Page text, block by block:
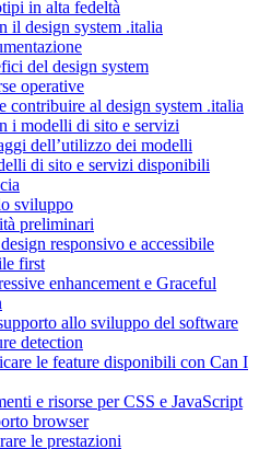
in alta fedeltà
il design system .italia
del design system
operative
contribuire al design system .italia
i modelli di sito e servizi
dell’utilizzo dei modelli
di sito e servizi disponibili
sviluppo
preliminari
responsivo e accessibile
first
enhancement e Graceful
allo sviluppo del software
detection
le feature disponibili con Can I
e risorse per CSS e JavaScript
browser
le prestazioni